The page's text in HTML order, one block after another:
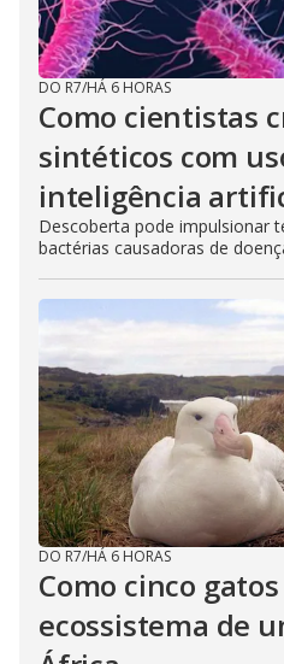
DO R7/HÁ 6 HORAS
Como cientistas
sintéticos com
inteligência
Descoberta pode impulsionar
bactérias causadoras de
DO R7/HÁ 6 HORAS
Como cinco
ecossistema de